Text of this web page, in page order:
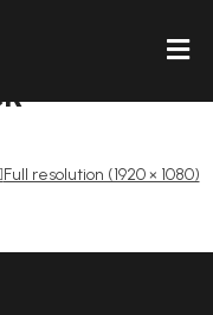
Full resolution (1920 × 1080)